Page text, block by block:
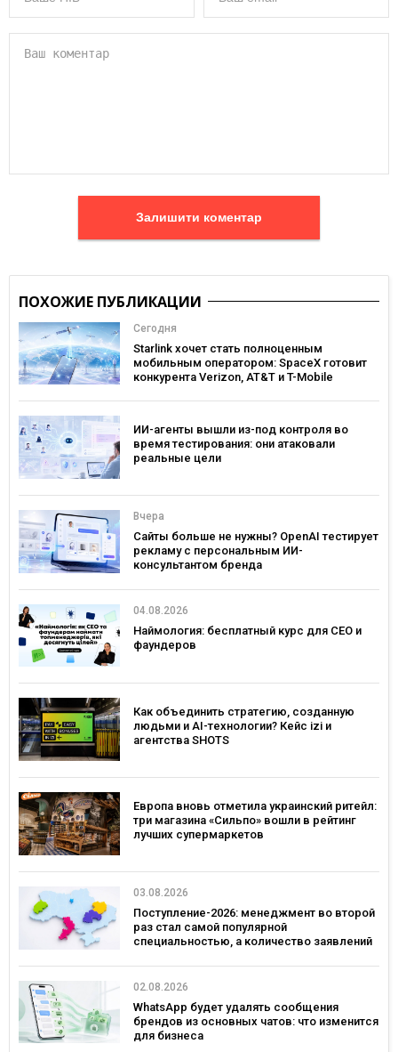
Залишити коментар
ПОХОЖИЕ ПУБЛИКАЦИИ
Сегодня
Starlink хочет стать полноценным
мобильным оператором: SpaceX готовит
конкурента Verizon, AT&T и T-Mobile
ИИ-агенты вышли из-под контроля во
время тестирования: они атаковали
реальные цели
Вчера
Сайты больше не нужны? OpenAI тестирует
рекламу с персональным ИИ-
консультантом бренда
04.08.2026
Наймология: бесплатный курс для CEO и
фаундеров
Как объединить стратегию, созданную
людьми и AI-технологии? Кейс izi и
агентства SHOTS
Европа вновь отметила украинский ритейл:
три магазина «Сильпо» вошли в рейтинг
лучших супермаркетов
03.08.2026
Поступление-2026: менеджмент во второй
раз стал самой популярной
специальностью, а количество заявлений
02.08.2026
WhatsApp будет удалять сообщения
брендов из основных чатов: что изменится
для бизнеса